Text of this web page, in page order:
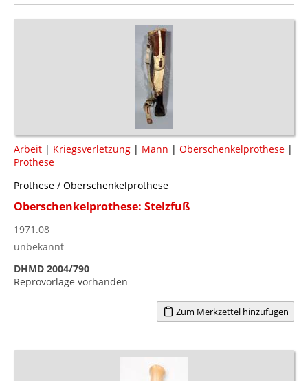
Arbeit | Kriegsverletzung | Mann | Oberschenkelprothese |
Prothese
Prothese / Oberschenkelprothese
Oberschenkelprothese: Stelzfuß
1971.08
unbekannt
DHMD 2004/790
Reprovorlage vorhanden
Zum Merkzettel hinzufügen